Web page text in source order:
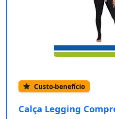
Custo-benefício
Calça Legging